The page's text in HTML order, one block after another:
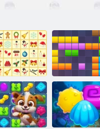
KrisMas
Mahjong
11x11 Blöcke